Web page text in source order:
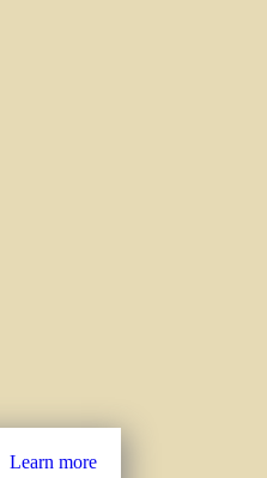
Learn more